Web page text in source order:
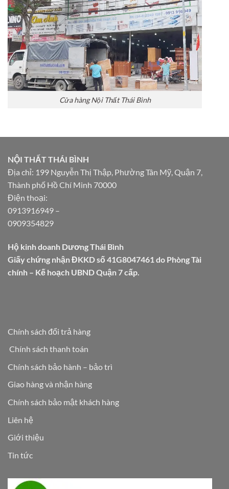
Cửa hàng Nội Thất Thái Bình
NỘI THẤT THÁI BÌNH
Địa chỉ: 199 Nguyễn Thị Thập, Phường Tân Mỹ, Quận 7,
Thành phố Hồ Chí Minh 70000
Điện thoại:
0913916949 –
0909354829
Hộ kinh doanh Dương Thái Bình
Giấy chứng nhận ĐKKD số 41G8047461 do Phòng Tài
chính – Kế hoạch UBND Quận 7 cấp.
Chính sách đổi trả hàng
Chính sách thanh toán
Chính sách bảo hành – bảo trì
Giao hàng và nhận hàng
Chính sách bảo mật khách hàng
Liên hệ
Giới thiệu
Tin tức